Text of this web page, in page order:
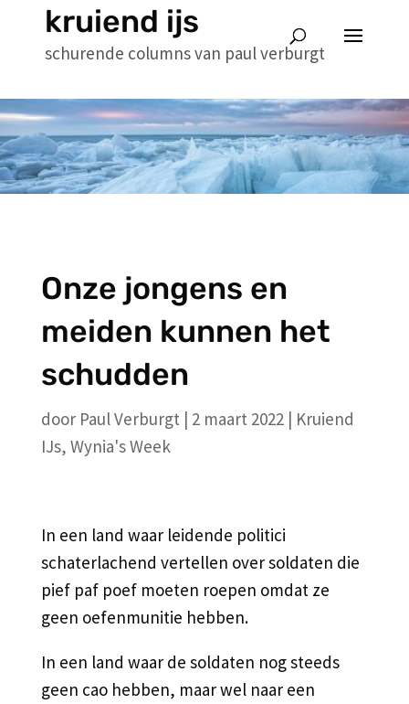
kruiend ijs
schurende columns van paul verburgt
Onze jongens en
meiden kunnen het
schudden
door Paul Verburgt | 2 maart 2022| Kruiend
IJs, Wynia's Week
In een land waar leidende politici
schaterlachend vertellen over soldaten die
pief paf poef moeten roepen omdat ze
geen oefenmunitie hebben.
In een land waar de soldaten nog steeds
geen cao hebben, maar wel naar een